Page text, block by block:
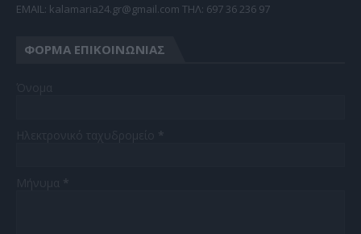
EMAIL: kalamaria24.gr@gmail.com TΗΛ: 697 36 236 97
ΦΌΡΜΑ ΕΠΙΚΟΙΝΩΝΊΑΣ